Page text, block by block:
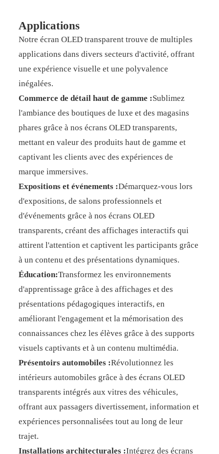
Applications
Notre écran OLED transparent trouve de multiples
applications dans divers secteurs d'activité, offrant
une expérience visuelle et une polyvalence
inégalées.
Commerce de détail haut de gamme :Sublimez
l'ambiance des boutiques de luxe et des magasins
phares grâce à nos écrans OLED transparents,
mettant en valeur des produits haut de gamme et
captivant les clients avec des expériences de
marque immersives.
Expositions et événements :Démarquez-vous lors
d'expositions, de salons professionnels et
d'événements grâce à nos écrans OLED
transparents, créant des affichages interactifs qui
attirent l'attention et captivent les participants grâce
à un contenu et des présentations dynamiques.
Éducation:Transformez les environnements
d'apprentissage grâce à des affichages et des
présentations pédagogiques interactifs, en
améliorant l'engagement et la mémorisation des
connaissances chez les élèves grâce à des supports
visuels captivants et à un contenu multimédia.
Présentoirs automobiles :Révolutionnez les
intérieurs automobiles grâce à des écrans OLED
transparents intégrés aux vitres des véhicules,
offrant aux passagers divertissement, information et
expériences personnalisées tout au long de leur
trajet.
Installations architecturales :Intégrez des écrans